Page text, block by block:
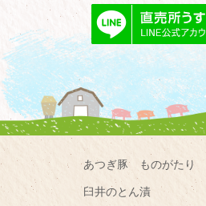
あつぎ豚 ものがたり
臼井のとん漬